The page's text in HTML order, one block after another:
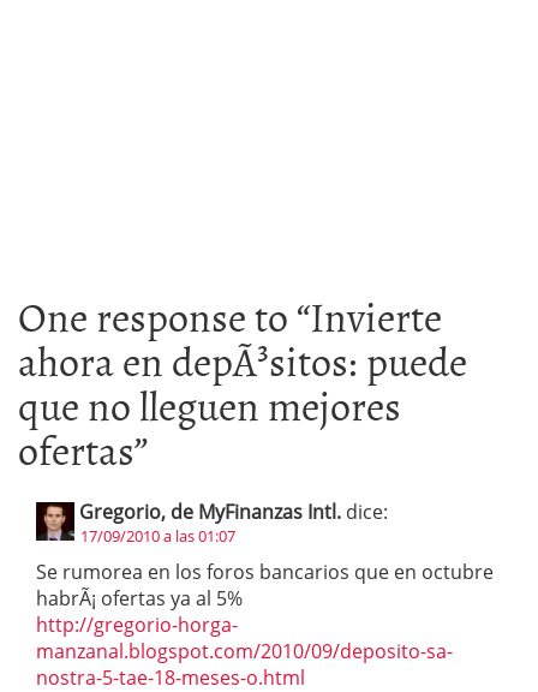
One response to “Invierte
ahora en depÃ³sitos: puede
que no lleguen mejores
ofertas”
Gregorio, de MyFinanzas Intl. dice:
17/09/2010 a las 01:07
Se rumorea en los foros bancarios que en octubre
habrÃ¡ ofertas ya al 5%
http://gregorio-horga-
manzanal.blogspot.com/2010/09/deposito-sa-
nostra-5-tae-18-meses-o.html